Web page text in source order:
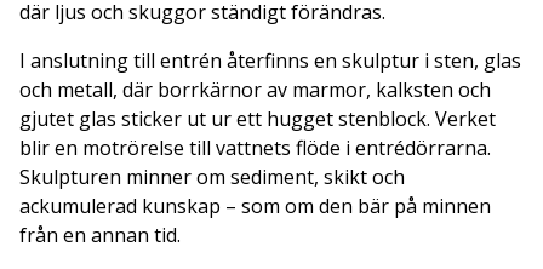
där ljus och skuggor ständigt förändras.
I anslutning till entrén återfinns en skulptur i sten, glas
och metall, där borrkärnor av marmor, kalksten och
gjutet glas sticker ut ur ett hugget stenblock. Verket
blir en motrörelse till vattnets flöde i entrédörrarna.
Skulpturen minner om sediment, skikt och
ackumulerad kunskap – som om den bär på minnen
från en annan tid.